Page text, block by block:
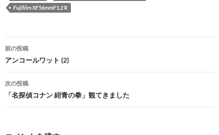
Fujifilm XF56mmF1.2 R
投
稿
ナ
ビ
ゲ
前の投稿
アンコールワット (2)
次の投稿
「名探偵コナン 紺青の拳」観てきました